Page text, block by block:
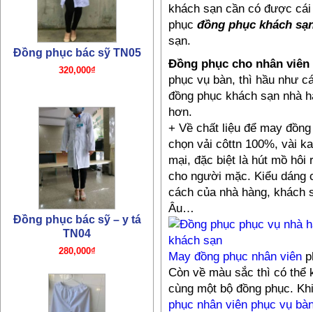
khách sạn cần có được
phục đồng phục khách
sạn.
Đồng phục cho nhân viên
phục vụ bàn, thì hầu như
đồng phục khách sạn nhà
hơn.
+ Về chất liệu để may
chọn vải côttn 100%, vài
mại, đặc biệt là hút mồ hôi
cho người mặc. Kiểu dáng
cách của nhà hàng, khách
Âu…
May đồng phục nhân viên
Còn về màu sắc thì có thể
cùng một bộ đồng phục.
phục nhân viên phục vụ
Đồng phục bác sỹ – y tá
TN04
Đồng phục quần y tá bác sỹ
TN03
180,000₫